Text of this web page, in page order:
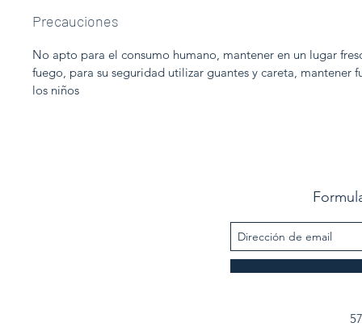
Precauciones
No apto para el consumo humano, mantener en un lugar
fuego, para su seguridad utilizar guantes y careta, mantener
los niños